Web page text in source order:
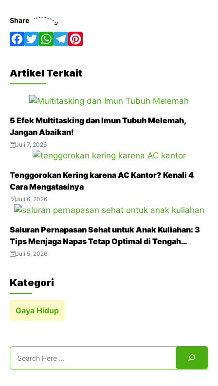
Share
a
c
o
o
w
i
e
r
h
a
t
A
p
p
e
r
m
t
r
s
Artikel Terkait
5 Efek Multitasking dan Imun Tubuh Melemah,
Jangan Abaikan!
Juli 7, 2026
Tenggorokan Kering karena AC Kantor? Kenali 4
Cara Mengatasinya
Juli 6, 2026
Saluran Pernapasan Sehat untuk Anak Kuliahan: 3
Tips Menjaga Napas Tetap Optimal di Tengah
Aktivitas Padat
Juli 5, 2026
Kategori
Gaya Hidup